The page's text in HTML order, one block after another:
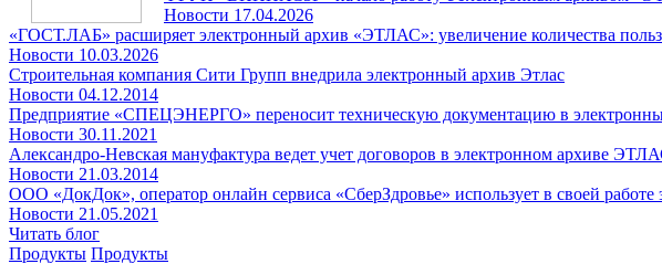
Новости 17.04.2026
«ГОСТ.ЛАБ» расширяет электронный архив «ЭТЛАС»: увеличение количества
Новости 10.03.2026
Строительная компания Сити Групп внедрила электронный архив Этлас
Новости 04.12.2014
Предприятие «СПЕЦЭНЕРГО» переносит техническую документацию в
Новости 30.11.2021
Александро-Невская мануфактура ведет учет договоров в электронном архиве
Новости 21.03.2014
ООО «ДокДок», оператор онлайн сервиса «СберЗдровье» использует в своей
Новости 21.05.2021
Читать блог
Продукты Продукты